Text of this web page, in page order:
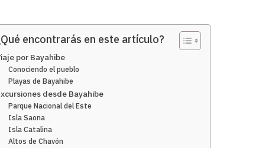
encontrarás en este artículo?
por Bayahibe
Conociendo el pueblo
Playas de Bayahibe
desde Bayahibe
Parque Nacional del Este
Isla Saona
Isla Catalina
Altos de Chavón